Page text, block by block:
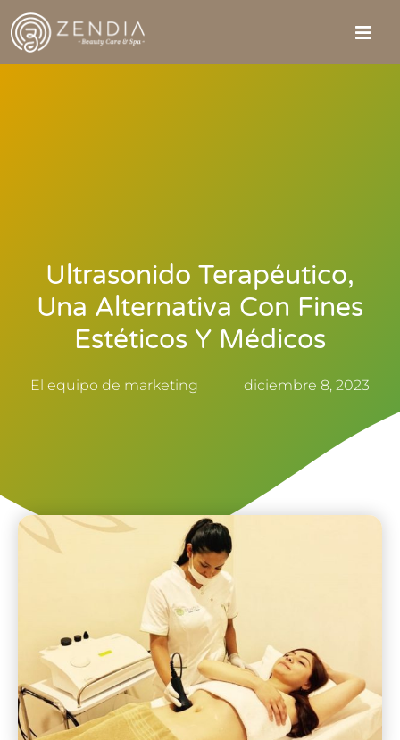
Ultrasonido Terapéutico,
Una Alternativa Con Fines
Estéticos Y Médicos
El equipo de marketing diciembre 8, 2023